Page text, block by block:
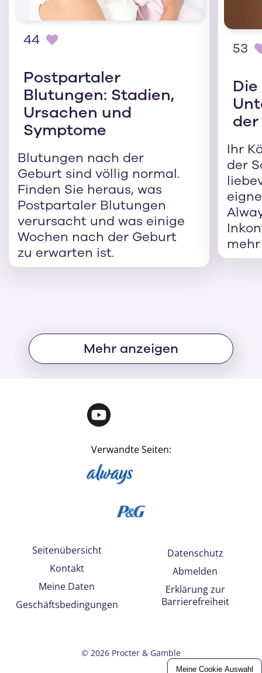
44
Postpartaler
Blutungen: Stadien,
Ursachen und
Symptome
Blutungen nach der
Geburt sind völlig normal.
Finden Sie heraus, was
Postpartaler Blutungen
verursacht und was einige
Wochen nach der Geburt
zu erwarten ist.
53
Ihr
der
Mehr anzeigen
Verwandte Seiten:
Seitenübersicht
Kontakt
Meine Daten
Geschäftsbedingungen
Datenschutz
Abmelden
Erklärung zur
Barrierefreiheit
© 2026 Procter & Gamble